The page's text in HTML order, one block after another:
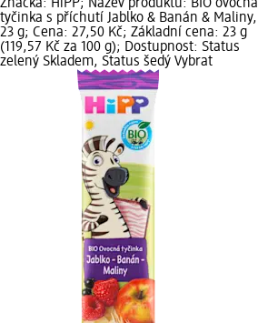
Značka: HiPP; Název produktu: BIO ovocná
tyčinka s příchutí Jablko & Banán & Maliny,
23 g; Cena: 27,50 Kč; Základní cena: 23 g
(119,57 Kč za 100 g); Dostupnost: Status
zelený Skladem, Status šedý Vybrat